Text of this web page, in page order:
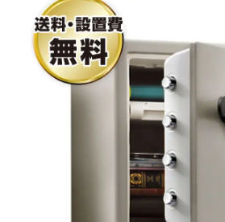
搬入設置込金庫
JF123ET
商品一覧ページ 【オフィス・事務用機器】
耐火時間1時間
JF123ET
商品一覧ページ 【オフィス・事務用機器】
JF123ET